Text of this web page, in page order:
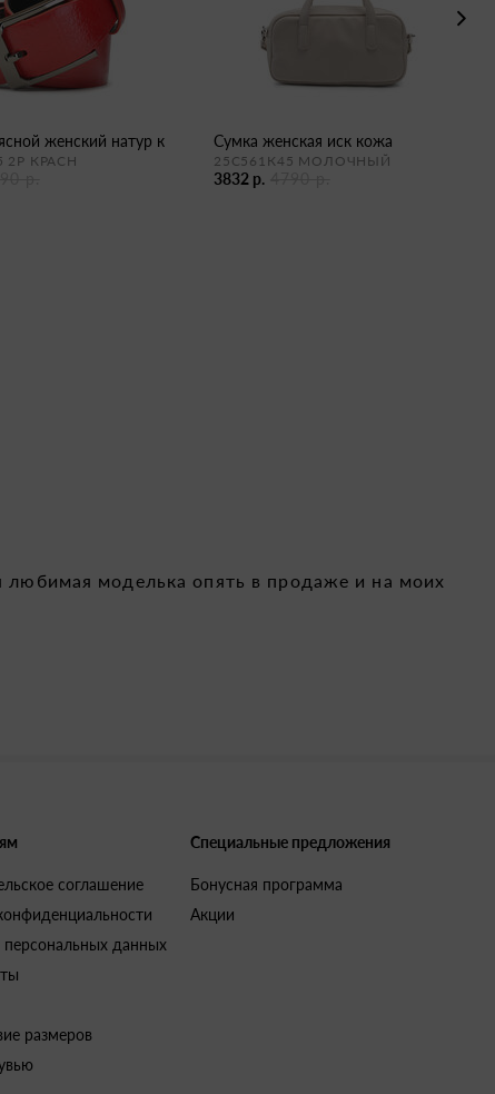
женский натур к
2Р КРАСН
сумка женская иск кожа
25С561К45 МОЛОЧНЫЙ
3832 р.
моделька опять в продаже и на моих
соглашение
данных
размеров
Специальные предложения
Бонусная программа
Акции